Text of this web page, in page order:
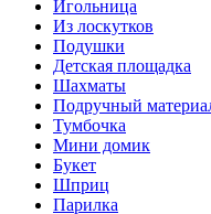
Игольница
Из лоскутков
Подушки
Детская площадка
Шахматы
Подручный
Тумбочка
Мини домик
Букет
Шприц
Парилка